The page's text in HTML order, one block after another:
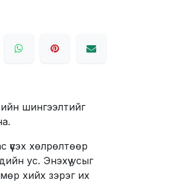
шингээлтийг
хөлрөлтөөр
ус. Энэхүү усыг
хийх зэрэг их